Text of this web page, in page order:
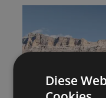
Diese